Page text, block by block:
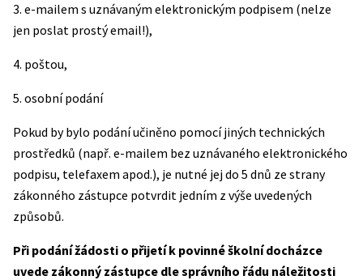
3. e-mailem s uznávaným elektronickým podpisem (nelze
jen poslat prostý email!),
4. poštou,
5. osobní podání
Pokud by bylo podání učiněno pomocí jiných technických
prostředků (např. e-mailem bez uznávaného elektronického
podpisu, telefaxem apod.), je nutné jej do 5 dnů ze strany
zákonného zástupce potvrdit jedním z výše uvedených
způsobů.
Při podání žádosti o přijetí k povinné školní docházce
uvede zákonný zástupce dle správního řádu náležitosti